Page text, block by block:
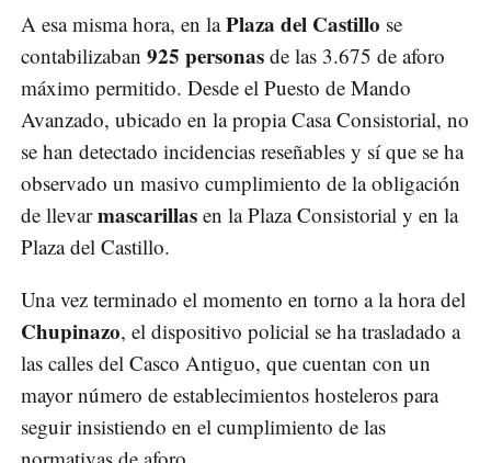
A esa misma hora, en laPlaza del Castillo se
contabilizaban 925 personas de las 3.675 de aforo
máximo permitido. Desde el Puesto de Mando
Avanzado, ubicado en la propia Casa Consistorial, no
se han detectado incidencias reseñables y sí que se ha
observado un masivo cumplimiento de la obligación
de llevarmascarillas en la Plaza Consistorial y en la
Plaza del Castillo.
Una vez terminado el momento en torno a la hora del
Chupinazo, el dispositivo policial se ha trasladado a
las calles del Casco Antiguo, que cuentan con un
mayor número de establecimientos hosteleros para
seguir insistiendo en el cumplimiento de las